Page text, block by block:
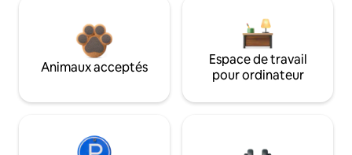
Animaux acceptés
Espace de travail
pour ordinateur